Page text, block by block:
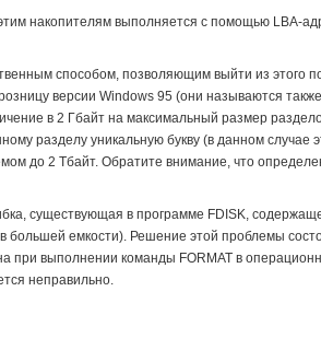
накопителям выполняется с помощью LBA-
способом, позволяющим выйти из
версии Windows 95 (они называются
в 2 Гбайт на максимальный размер
разделу уникальную букву (в данном
до 2 Тбайт. Обратите внимание, что
существующая в программе FDISK,
большей емкости). Решение этой проблемы
выполнении команды FORMAT в
неправильно.